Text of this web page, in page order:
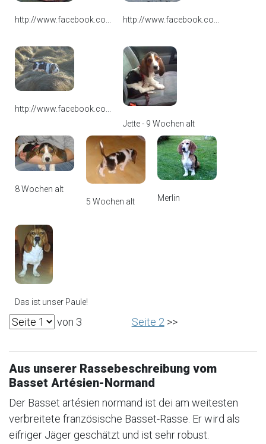
http://www.facebook.co... http://www.facebook.co...
http://www.facebook.co...
Jette - 9 Wochen alt
8 Wochen alt
5 Wochen alt
Merlin
Das ist unser Paule!
von 3 Seite 2 >>
Aus unserer Rassebeschreibung vom
Basset Artésien-Normand
Der Basset artésien normand ist dei am weitesten
verbreitete französische Basset-Rasse. Er wird als
eifriger Jäger geschätzt und ist sehr robust.